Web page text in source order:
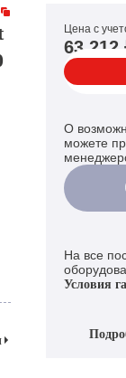
Цена с
63 212
О
можете
На все
Условия